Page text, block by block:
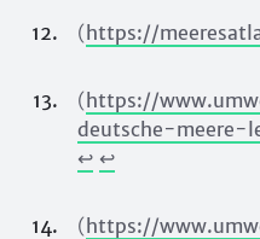
(https://
(https://
deutsche-meere-
↩︎ ↩︎
(https://